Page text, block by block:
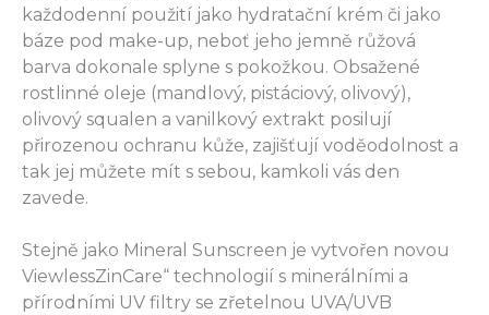
každodenní použití jako hydratační krém či jako
báze pod make-up, neboť jeho jemně růžová
barva dokonale splyne s pokožkou. Obsažené
rostlinné oleje (mandlový, pistáciový, olivový),
olivový squalen a vanilkový extrakt posilují
přirozenou ochranu kůže, zajišťují voděodolnost a
tak jej můžete mít s sebou, kamkoli vás den
zavede.
Stejně jako Mineral Sunscreen je vytvořen novou
ViewlessZinCare“ technologií s minerálními a
přírodními UV filtry se zřetelnou UVA/UVB